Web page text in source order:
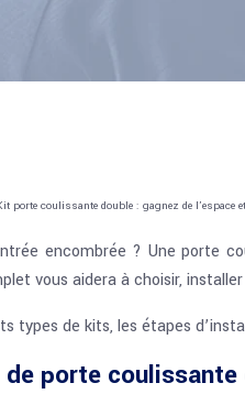
porte coulissante double : gagnez de l’espace
encombrée ? Une porte
vous aidera à choisir,
types de kits, les étapes
porte